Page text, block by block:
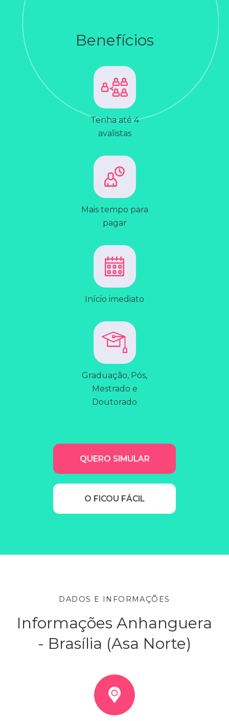
Benefícios
Tenha até 4
avalistas
Mais tempo para
pagar
Início imediato
Graduação, Pós,
Mestrado e
Doutorado
QUERO SIMULAR
O FICOU FÁCIL
DADOS E INFORMAÇÕES
Informações Anhanguera
- Brasília (Asa Norte)